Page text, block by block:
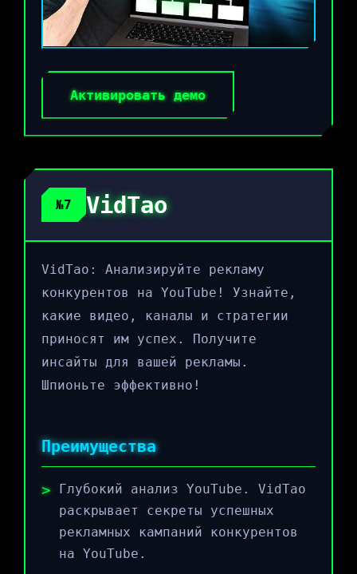
Активировать демо
№7 VidTao
VidTao: Анализируйте рекламу
конкурентов на YouTube! Узнайте,
какие видео, каналы и стратегии
приносят им успех. Получите
инсайты для вашей рекламы.
Шпионьте эффективно!
Преимущества
Глубокий анализ YouTube. VidTao
раскрывает секреты успешных
рекламных кампаний конкурентов
на YouTube.